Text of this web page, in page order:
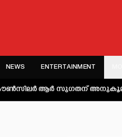
NEWS ENTERTAINMENT
സുഗതന് അനുകൂലമായി നല്‍കിയ